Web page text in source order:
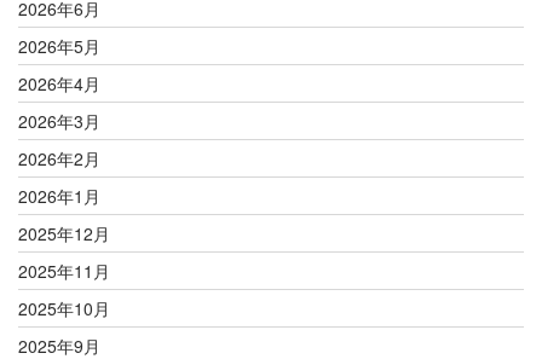
2026年6月
2026年5月
2026年4月
2026年3月
2026年2月
2026年1月
2025年12月
2025年11月
2025年10月
2025年9月